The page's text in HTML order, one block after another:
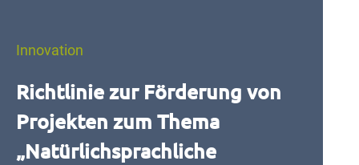
Innovation
Richtlinie zur Förderung von
Projekten zum Thema
„Natürlichsprachliche